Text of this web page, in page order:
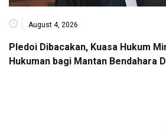
August 4, 2026
Pledoi Dibacakan, Kuasa Hukum
Hukuman bagi Mantan Bendahara